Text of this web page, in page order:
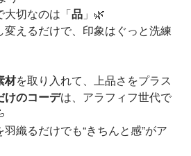
大切なのは「品 」🌿
えるだけで、印象はぐっと洗練
材を取り入れて、上品さをプラス
けのコーデは、アラフィフ世代で
羽織るだけでも“きちんと感”がア